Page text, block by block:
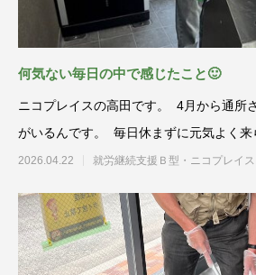
何気ない毎日の中で感じたこと🙂
ニコプレイスの高田です。 4月から通所
がいるんです。 毎日休まずに元気よく来
2026.04.22 就労継続支援Ｂ型・ニ